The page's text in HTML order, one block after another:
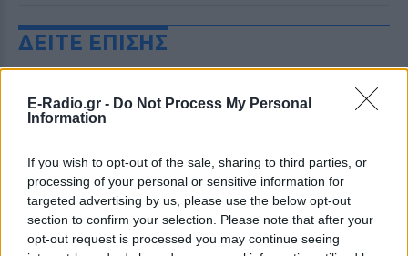
E-Radio.gr - Do Not Process My Personal
Information
If you wish to opt-out of the sale, sharing to third parties, or
processing of your personal or sensitive information for
targeted advertising by us, please use the below opt-out
section to confirm your selection. Please note that after your
opt-out request is processed you may continue seeing
ΔΕΙΤΕ ΕΠΙΣΗΣ
ΣΤΗΝ ΙΔΙΑ ΚΑΤΗΓΟΡΙΑ
διέλευση παράνομων
μεταναστών από τη
Λευκορωσία
ΧΤΕΣ
Λιθουανοί συνοριοφύλακες δέχθηκαν